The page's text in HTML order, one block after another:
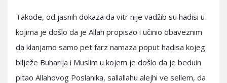
Takođe, od jasnih dokaza da vitr nije vadžib su hadisi u
kojima je došlo da je Allah propisao i učinio obaveznim
da klanjamo samo pet farz namaza poput hadisa kojeg
bilježe Buharija i Muslim u kojem je došlo da je beduin
pitao Allahovog Poslanika, sallallahu alejhi ve sellem, da